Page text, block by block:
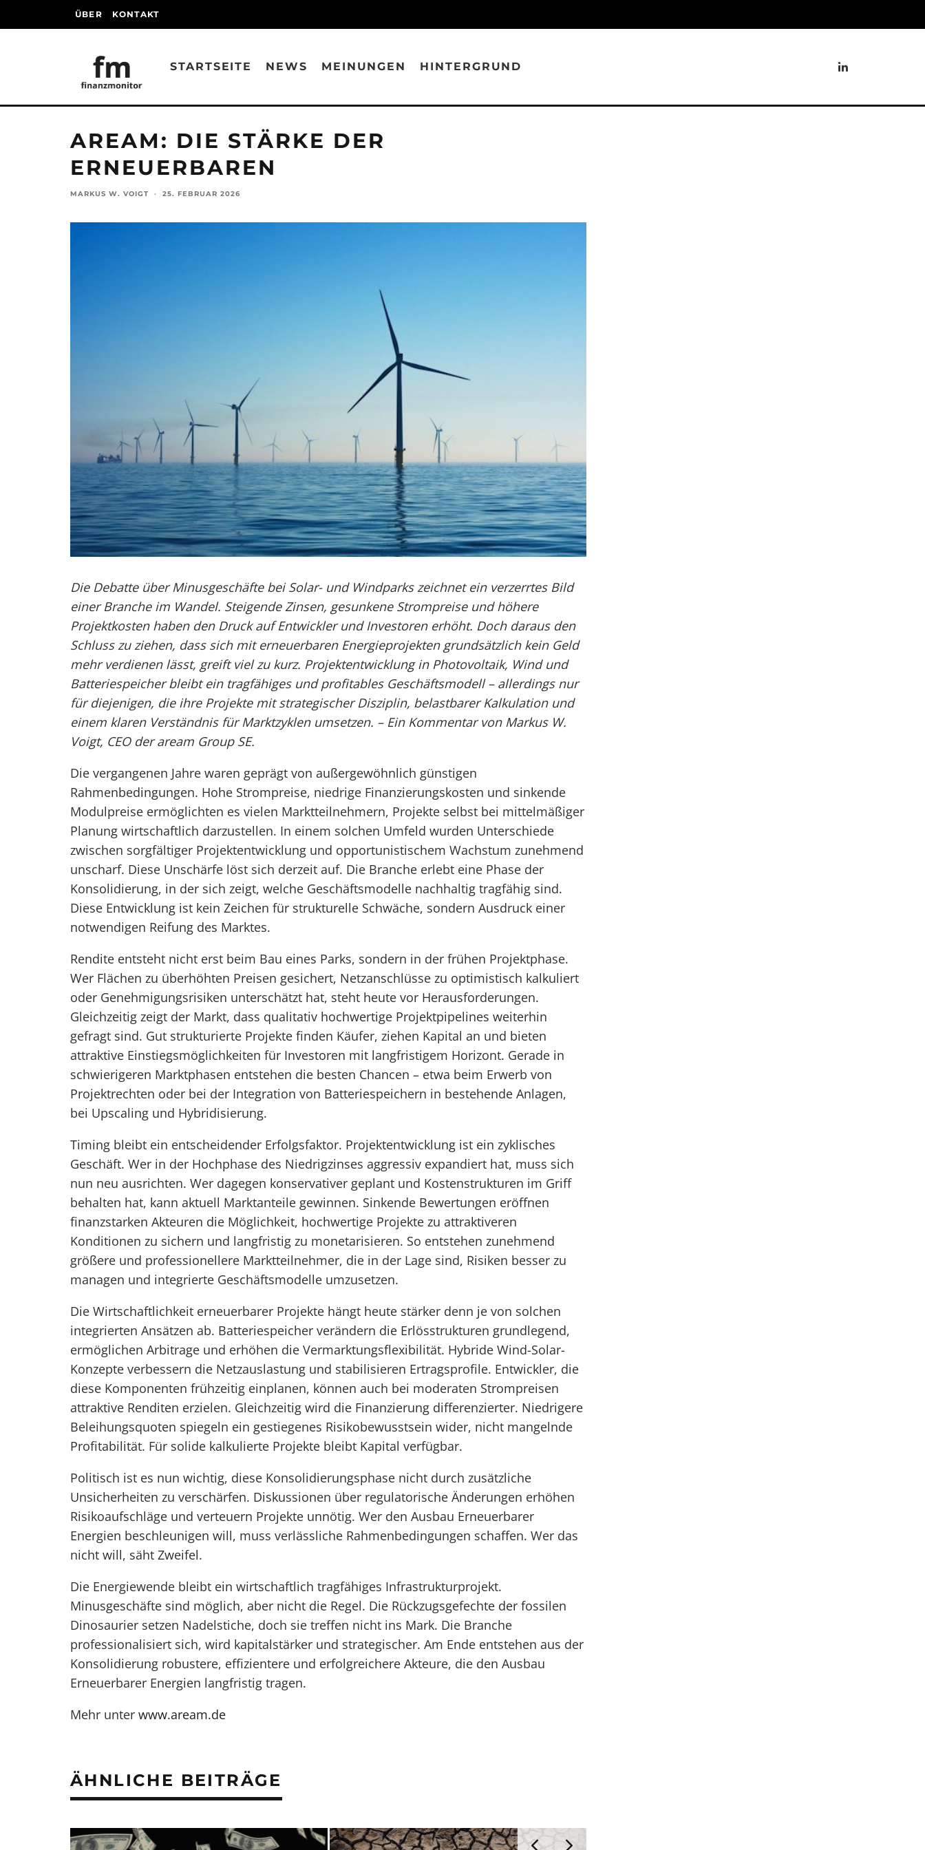
ÜBER KONTAKT
STARTSEITE NEWS MEINUNGEN HINTERGRUND
AREAM: DIE STÄRKE DER
ERNEUERBAREN
MARKUS W. VOIGT · 25. FEBRUAR 2026
Die Debatte über Minusgeschäfte bei Solar- und Windparks zeichnet ein verzerrtes Bild
einer Branche im Wandel. Steigende Zinsen, gesunkene Strompreise und höhere
Projektkosten haben den Druck auf Entwickler und Investoren erhöht. Doch daraus den
Schluss zu ziehen, dass sich mit erneuerbaren Energieprojekten grundsätzlich kein Geld
mehr verdienen lässt, greift viel zu kurz. Projektentwicklung in Photovoltaik, Wind und
Batteriespeicher bleibt ein tragfähiges und profitables Geschäftsmodell – allerdings nur
für diejenigen, die ihre Projekte mit strategischer Disziplin, belastbarer Kalkulation und
einem klaren Verständnis für Marktzyklen umsetzen. – Ein Kommentar von Markus W.
Voigt, CEO der aream Group SE.
Die vergangenen Jahre waren geprägt von außergewöhnlich günstigen
Rahmenbedingungen. Hohe Strompreise, niedrige Finanzierungskosten und sinkende
Modulpreise ermöglichten es vielen Marktteilnehmern, Projekte selbst bei mittelmäßiger
Planung wirtschaftlich darzustellen. In einem solchen Umfeld wurden Unterschiede
zwischen sorgfältiger Projektentwicklung und opportunistischem Wachstum zunehmend
unscharf. Diese Unschärfe löst sich derzeit auf. Die Branche erlebt eine Phase der
Konsolidierung, in der sich zeigt, welche Geschäftsmodelle nachhaltig tragfähig sind.
Diese Entwicklung ist kein Zeichen für strukturelle Schwäche, sondern Ausdruck einer
notwendigen Reifung des Marktes.
Rendite entsteht nicht erst beim Bau eines Parks, sondern in der frühen Projektphase.
Wer Flächen zu überhöhten Preisen gesichert, Netzanschlüsse zu optimistisch kalkuliert
oder Genehmigungsrisiken unterschätzt hat, steht heute vor Herausforderungen.
Gleichzeitig zeigt der Markt, dass qualitativ hochwertige Projektpipelines weiterhin
gefragt sind. Gut strukturierte Projekte finden Käufer, ziehen Kapital an und bieten
attraktive Einstiegsmöglichkeiten für Investoren mit langfristigem Horizont. Gerade in
schwierigeren Marktphasen entstehen die besten Chancen – etwa beim Erwerb von
Projektrechten oder bei der Integration von Batteriespeichern in bestehende Anlagen,
bei Upscaling und Hybridisierung.
Timing bleibt ein entscheidender Erfolgsfaktor. Projektentwicklung ist ein zyklisches
Geschäft. Wer in der Hochphase des Niedrigzinses aggressiv expandiert hat, muss sich
nun neu ausrichten. Wer dagegen konservativer geplant und Kostenstrukturen im Griff
behalten hat, kann aktuell Marktanteile gewinnen. Sinkende Bewertungen eröffnen
finanzstarken Akteuren die Möglichkeit, hochwertige Projekte zu attraktiveren
Konditionen zu sichern und langfristig zu monetarisieren. So entstehen zunehmend
größere und professionellere Marktteilnehmer, die in der Lage sind, Risiken besser zu
managen und integrierte Geschäftsmodelle umzusetzen.
Die Wirtschaftlichkeit erneuerbarer Projekte hängt heute stärker denn je von solchen
integrierten Ansätzen ab. Batteriespeicher verändern die Erlösstrukturen grundlegend,
ermöglichen Arbitrage und erhöhen die Vermarktungsflexibilität. Hybride Wind-Solar-
Konzepte verbessern die Netzauslastung und stabilisieren Ertragsprofile. Entwickler, die
diese Komponenten frühzeitig einplanen, können auch bei moderaten Strompreisen
attraktive Renditen erzielen. Gleichzeitig wird die Finanzierung differenzierter. Niedrigere
Beleihungsquoten spiegeln ein gestiegenes Risikobewusstsein wider, nicht mangelnde
Profitabilität. Für solide kalkulierte Projekte bleibt Kapital verfügbar.
Politisch ist es nun wichtig, diese Konsolidierungsphase nicht durch zusätzliche
Unsicherheiten zu verschärfen. Diskussionen über regulatorische Änderungen erhöhen
Risikoaufschläge und verteuern Projekte unnötig. Wer den Ausbau Erneuerbarer
Energien beschleunigen will, muss verlässliche Rahmenbedingungen schaffen. Wer das
nicht will, säht Zweifel.
Die Energiewende bleibt ein wirtschaftlich tragfähiges Infrastrukturprojekt.
Minusgeschäfte sind möglich, aber nicht die Regel. Die Rückzugsgefechte der fossilen
Dinosaurier setzen Nadelstiche, doch sie treffen nicht ins Mark. Die Branche
professionalisiert sich, wird kapitalstärker und strategischer. Am Ende entstehen aus der
Konsolidierung robustere, effizientere und erfolgreichere Akteure, die den Ausbau
Erneuerbarer Energien langfristig tragen.
Mehr unter www.aream.de
ÄHNLICHE BEITRÄGE